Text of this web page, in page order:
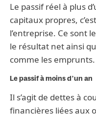
Le passif réel à plus
capitaux propres,
l’entreprise. Ce sont
le résultat net ainsi
comme les emprunts.
Le passif à moins d’un an
Il s’agit de dettes à
financières liées aux